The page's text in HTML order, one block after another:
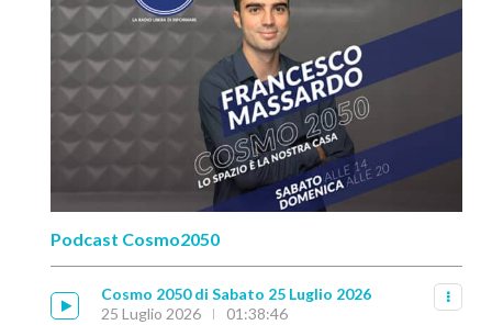
Podcast Cosmo2050
Cosmo 2050 di Sabato 25 Luglio 2026
25 Luglio 2026
01:38:46